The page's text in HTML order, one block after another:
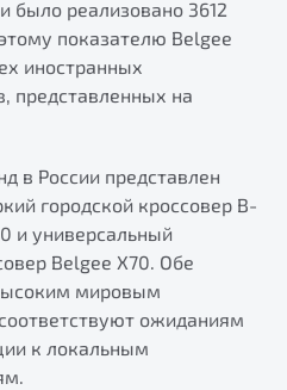
на дорогах с программой
было реализовано 3612
показателю Belgee
иностранных
представленных на
в России представлен
городской кроссовер B-
и универсальный
Belgee X70. Обе
мировым
ожиданиям
к локальным